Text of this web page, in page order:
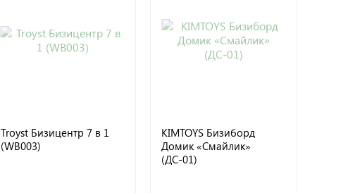
Troyst Бизицентр 7 в 1
(WB003)
KIMTOYS Бизиборд
Домик «Смайлик»
(ДС-01)